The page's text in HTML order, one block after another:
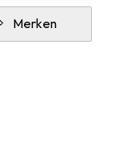
Merken